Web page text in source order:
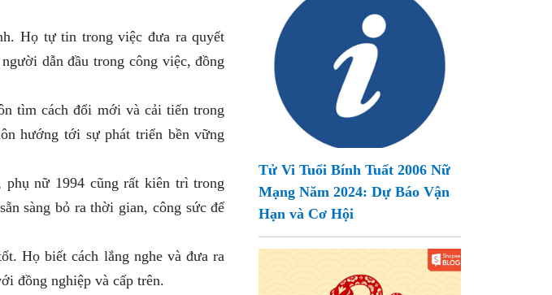
Họ tự tin trong việc đưa ra quyết
dẫn đầu trong công việc, đồng
tìm cách đổi mới và cải tiến trong
hướng tới sự phát triển bền vững
nữ 1994 cũng rất kiên trì trong
sàng bỏ ra thời gian, công sức để
Họ biết cách lắng nghe và đưa ra
đồng nghiệp và cấp trên.
Tử Vi Tuổi Bính Tuất 2006 Nữ
Mạng Năm 2024: Dự Báo Vận
Hạn và Cơ Hội